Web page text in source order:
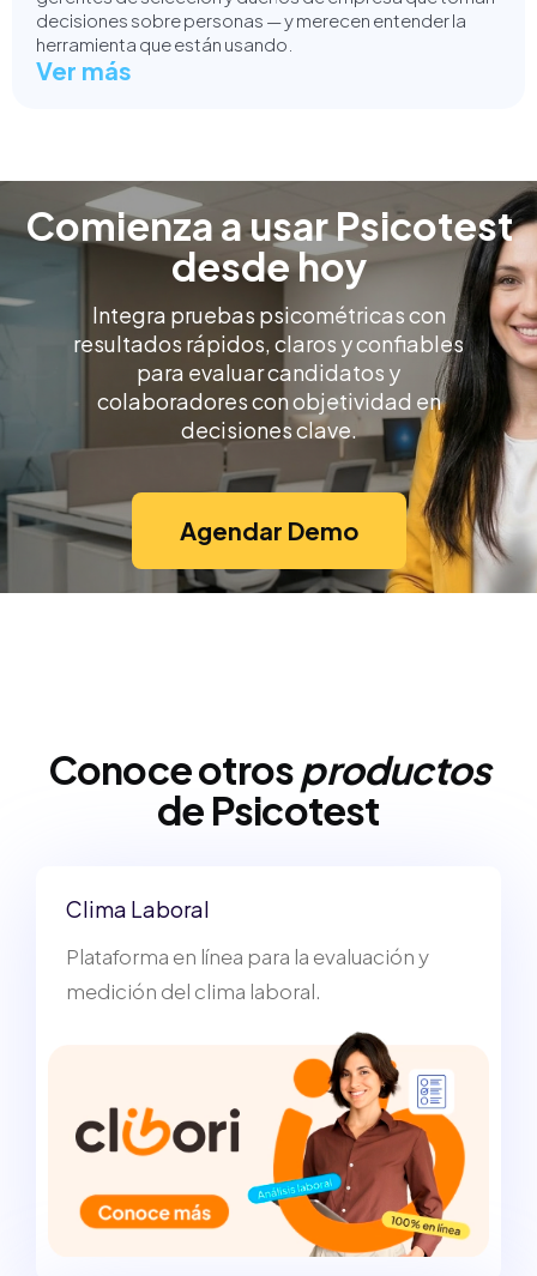
decisiones sobre personas — y merecen entender la
herramienta que están usando.
Ver más
Comienza a usar Psicotest
desde hoy
Integra pruebas psicométricas con
resultados rápidos, claros y confiables
para evaluar candidatos y
colaboradores con objetividad en
decisiones clave.
Agendar Demo
Conoce otrosproductos
de Psicotest
Clima Laboral
Plataforma en línea para la evaluación y
medición del clima laboral.